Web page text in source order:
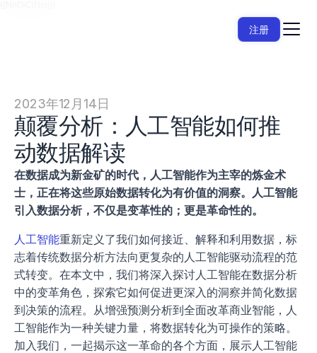
2023年12月14日
颠覆分析：人工智能如何推
动数据解读
在数据成为新金矿的时代，人工智能作为主宰的炼金术
士，正在将这些原始数据转化为有价值的洞察。人工智能
引入数据分析，不仅是变革性的；更是革命性的。
人工智能重新定义了我们如何接近、解释和利用数据，标
志着传统数据分析方法向更复杂的人工智能驱动流程的范
式转变。在本文中，我们将深入探讨人工智能在数据分析
中的变革角色，探索它如何促进更深入的洞察并简化数据
到决策的流程。从增强预测分析到全面改革商业智能，人
工智能作为一种关键力量，将数据转化为可操作的策略。
加入我们，一起揭示这一革命的各个方面，展示人工智能
注册